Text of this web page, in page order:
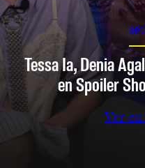
Tessa Ia, Denia
en Spoiler
Ver en